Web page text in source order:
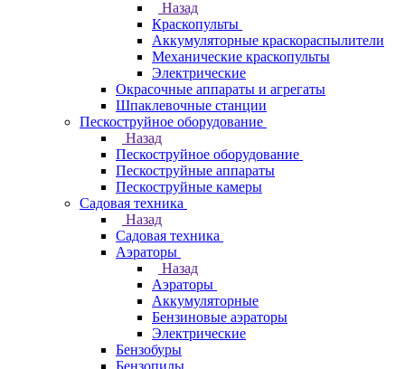
Назад
Краскопульты
Аккумуляторные краскораспылители
Механические краскопульты
Электрические
Окрасочные аппараты и агрегаты
Шпаклевочные станции
Пескоструйное оборудование
Назад
Пескоструйное оборудование
Пескоструйные аппараты
Пескоструйные камеры
Садовая техника
Назад
Садовая техника
Аэраторы
Назад
Аэраторы
Аккумуляторные
Бензиновые аэраторы
Электрические
Бензобуры
Бензопилы